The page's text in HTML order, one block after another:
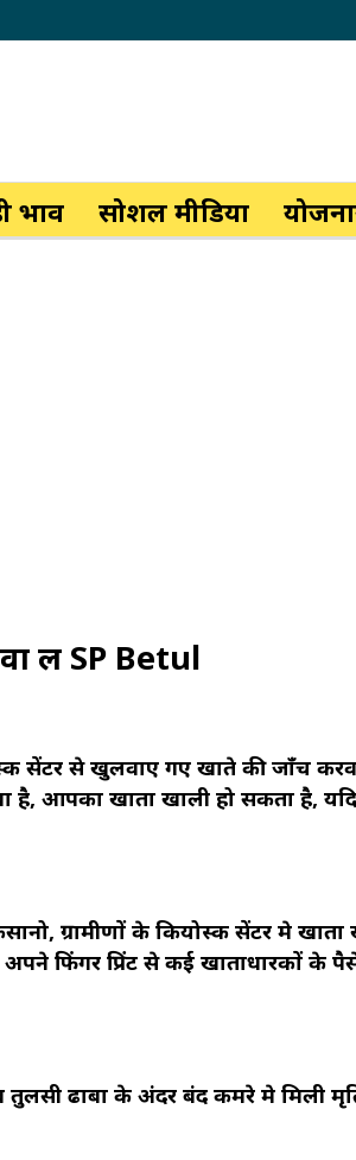
भाव सोशल मीडिया
लें SP Betul
सेंटर से खुलवाए गए खाते की जाँच
है, आपका खाता खाली हो सकता है,
ग्रामीणों के कियोस्क सेंटर मे
फिंगर प्रिंट से कई खाताधारकों के
तुलसी ढाबा के अंदर बंद कमरे मे मिली